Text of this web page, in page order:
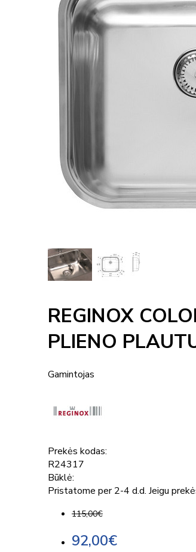
REGINOX
PLIENO
Gamintojas
Prekės kodas:
R24317
Būklė:
Pristatome per 2-4 d.d. Jeigu
115,00€
92,00€